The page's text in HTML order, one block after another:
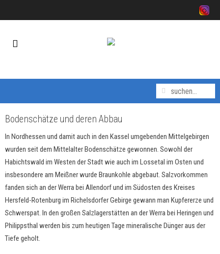
Bodenschätze und deren Abbau
In Nordhessen und damit auch in den Kassel umgebenden Mittelgebirgen
wurden seit dem Mittelalter Bodenschätze gewonnen. Sowohl der
Habichtswald im Westen der Stadt wie auch im Lossetal im Osten und
insbesondere am Meißner wurde Braunkohle abgebaut. Salzvorkommen
fanden sich an der Werra bei Allendorf und im Südosten des Kreises
Hersfeld-Rotenburg im Richelsdorfer Gebirge gewann man Kupfererze und
Schwerspat. In den großen Salzlagerstätten an der Werra bei Heringen und
Philippsthal werden bis zum heutigen Tage mineralische Dünger aus der
Tiefe geholt.